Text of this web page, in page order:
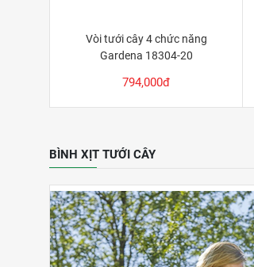
Vòi tưới cây 4 chức năng
Gardena 18304-20
794,000đ
BÌNH XỊT TƯỚI CÂY